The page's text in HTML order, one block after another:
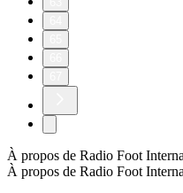
À propos de Radio Foot
À propos de Radio Foot